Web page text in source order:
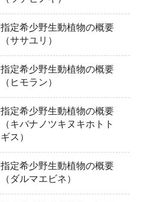
指定希少野生動植物の概要
（ササユリ）
指定希少野生動植物の概要
（ヒモラン）
指定希少野生動植物の概要
（キバナノツキヌキホトト
ギス）
指定希少野生動植物の概要
（ダルマエビネ）